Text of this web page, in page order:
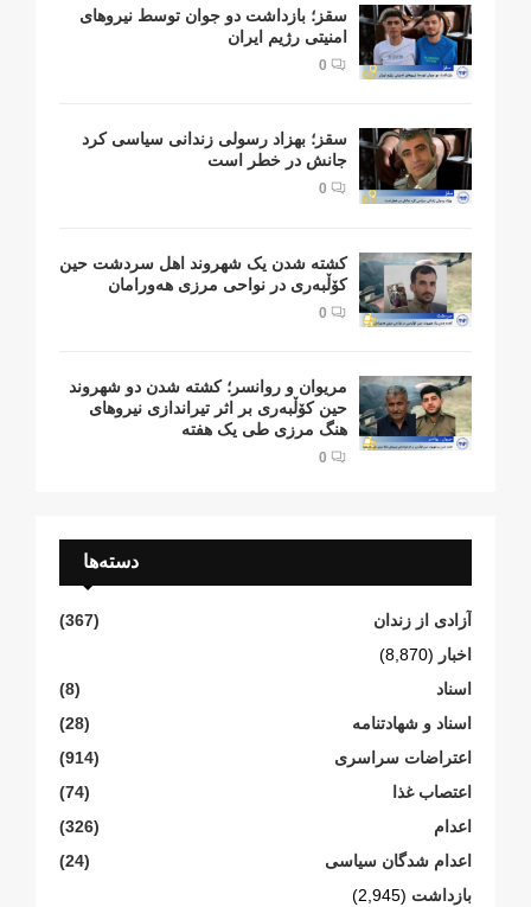
سقز؛ بازداشت دو جوان توسط نیروهای
امنیتی رژیم ایران
0
سقز؛ بهزاد رسولی زندانی سیاسی کرد
جانش در خطر است
0
کشتە شدن یک شهروند اهل سردشت حین
کۆڵبەری در نواحی مرزی هەورامان
0
مریوان و روانسر؛ کشته شدن دو شهروند
حین کۆڵبەری بر اثر تیراندازی نیروهای
هنگ مرزی طی یک هفته
0
دسته‌ها
آزادی از زندان
(367)
اخبار (8,870)
اسناد
(8)
اسناد و شهادتنامە
(28)
اعتراضات سراسری
(914)
اعتصاب غذا
(74)
اعدام
(326)
اعدام شدگان سیاسی
(24)
بازداشت (2,945)